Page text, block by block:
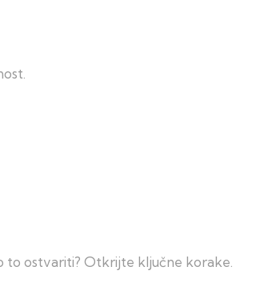
to ostvariti? Otkrijte ključne korake.